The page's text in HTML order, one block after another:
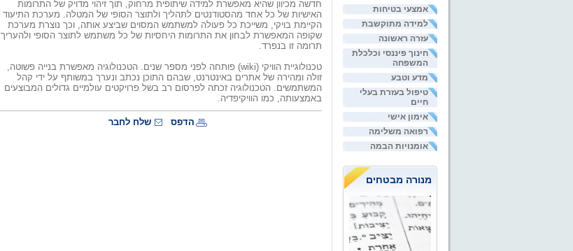
אמצעי בטיחות
למידה מתוקשבת
עזרה ראשונה
חינוך פיננסי וכלכלת
המשפחה
מדע וטבע
טיפול בעזרת בעלי
חיים
אימון אישי
רפואה משלימה
אומנויות הבמה
מנורה מבטחים
חדשה מכיוון שהיא מאפשרת למידה שיתופית מרחוק, תוך זיהוי מדויק של התרומות
האישיות של כל אחד מהסטודנטים לתהליך ולתוצר הסופי של המטלה. מערכת התיעוד
הקיימת בויקי, משייכת כל פעולה למשתמש המסוים שביצע אותה, וכך נוצרת מערכת
שקופה המאפשרת לבחון את התרומות היחסיות של כל משתמש לתוצר הסופי ולהעריך
תרומה זו בנפרד.
טכנולוגיית הוויקי (wiki) פותחה לפני מספר שנים. הטכנולוגיה מאפשרת בנייה פשוטה,
זולה ומהירה של אתרים באינטרנט, שבהם התוכן נכתב ונערך במשותף על ידי קהל
המשתמשים. הטכנולוגיה זכתה לפרסום רב בשל פרויקטים עולמיים גדולים המבוצעים
באמצעותה, כמו הוויקיפדיה.
הדפס שלח לחבר